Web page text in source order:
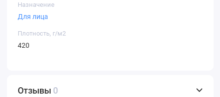
Назначение
Для лица
Плотность, г/м2
420
Отзывы 0